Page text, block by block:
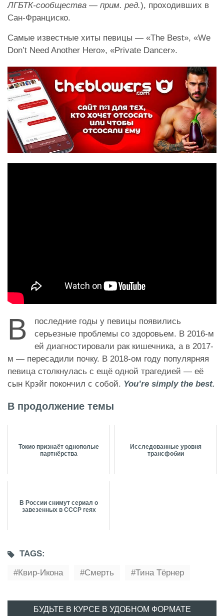
ЛГБТК-сообщества — прим. ред.), проходивших в
Сан-Франциско.
Самые известные хиты певицы — «The Best», «We
Don’t Need Another Hero», «Private Dancer».
В
последние годы у певицы появились
серьезные проблемы со здоровьем. В 2016-м
ей диагностировали рак кишечника, а в 2017-
м — пересадили почку. В 2018-ом году популярняя
певица столкнулась с ещё одной трагедией — её
сын Крэйг покончил с собой. You’re simply the best.
В продолжение темы
Токио признаёт однополые
партнёрства
Исследованные уровня
трансфобии
В России снимут сериал о
завезенных в СССР геях
TAGS:
Квир-Икона
Смерть Тина Тёрнер
БУДЬТЕ В КУРСЕ В УДОБНОМ ФОРМАТЕ